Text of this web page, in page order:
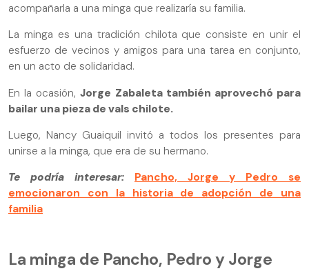
acompañarla a una minga que realizaría su familia.
La minga es una tradición chilota que consiste en unir el
esfuerzo de vecinos y amigos para una tarea en conjunto,
en un acto de solidaridad.
En la ocasión,Jorge Zabaleta también aprovechó para
bailar una pieza de vals chilote.
Luego, Nancy Guaiquil invitó a todos los presentes para
unirse a la minga, que era de su hermano.
Te podría interesar:
Pancho, Jorge y Pedro se
emocionaron con la historia de adopción de una
familia
La minga de Pancho, Pedro y Jorge